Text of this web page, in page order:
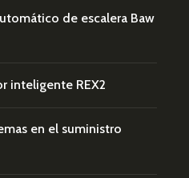
de escalera Baw
inteligente REX2
en el suministro